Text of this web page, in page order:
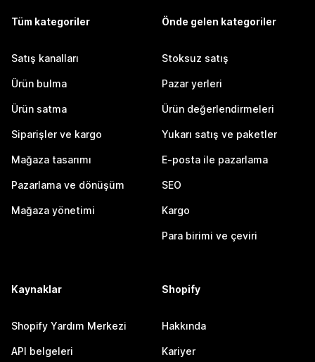
Tüm kategoriler
Satış kanalları
Ürün bulma
Ürün satma
Siparişler ve kargo
Mağaza tasarımı
Pazarlama ve dönüşüm
Mağaza yönetimi
Önde gelen kategoriler
Stoksuz satış
Pazar yerleri
Ürün değerlendirmeleri
Yukarı satış ve paketler
E-posta ile pazarlama
SEO
Kargo
Para birimi ve çeviri
Kaynaklar
Shopify Yardım Merkezi
API belgeleri
Shopify
Hakkında
Kariyer